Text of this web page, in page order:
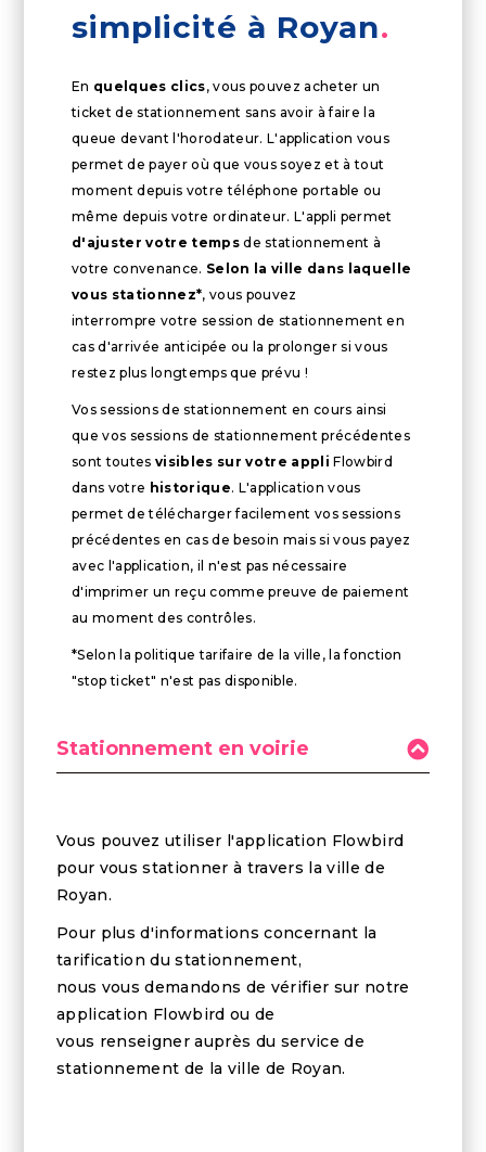
simplicité à Royan
En quelques clics, vous pouvez acheter un
ticket de stationnement sans avoir à faire la
queue devant l'horodateur. L'application vous
permet de payer où que vous soyez et à tout
moment depuis votre téléphone portable ou
même depuis votre ordinateur. L'appli permet
d'ajuster votre tempsde stationnement à
votre convenance. Selon la ville dans laquelle
vous stationnez*, vous pouvez
interrompre votre session de stationnement en
cas d'arrivée anticipée ou la prolonger si vous
restez plus longtemps que prévu !
Vos sessions de stationnement en cours ainsi
que vos sessions de stationnement précédentes
sont toutes visibles sur votre appli Flowbird
dans votre historique. L'application vous
permet de télécharger facilement vos sessions
précédentes en cas de besoin mais si vous payez
avec l'application, il n'est pas nécessaire
d'imprimer un reçu comme preuve de paiement
au moment des contrôles.
*Selon la politique tarifaire de la ville, la fonction
"stop ticket" n'est pas disponible.
Stationnement en voirie
Vous pouvez utiliser l'application Flowbird
pour vous stationner à travers la ville de
Royan.
Pour plus d'informations concernant la
tarification du stationnement,
nous vous demandons de vérifier sur notre
application Flowbird ou de
vous renseigner auprès du service de
stationnement de la ville de Royan.